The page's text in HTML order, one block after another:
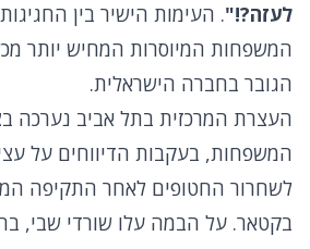
לעזה?!". העימות הישיר בין
המשפחות המיוסרות המחיש יותר
הגובר בחברה הישראלית.
העצרת המרכזית בתל אביב נערכה
המשפחות, בעקבות הדיווחים על
לשחרור החטופים לאחר התקיפה
בקטאר. על הבמה עלו שורדי שבי,